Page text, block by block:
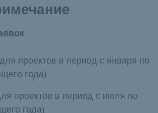
проектов в период с января по
года)
проектов в период с июля по
года)